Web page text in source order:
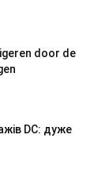
door de
DC: дуже